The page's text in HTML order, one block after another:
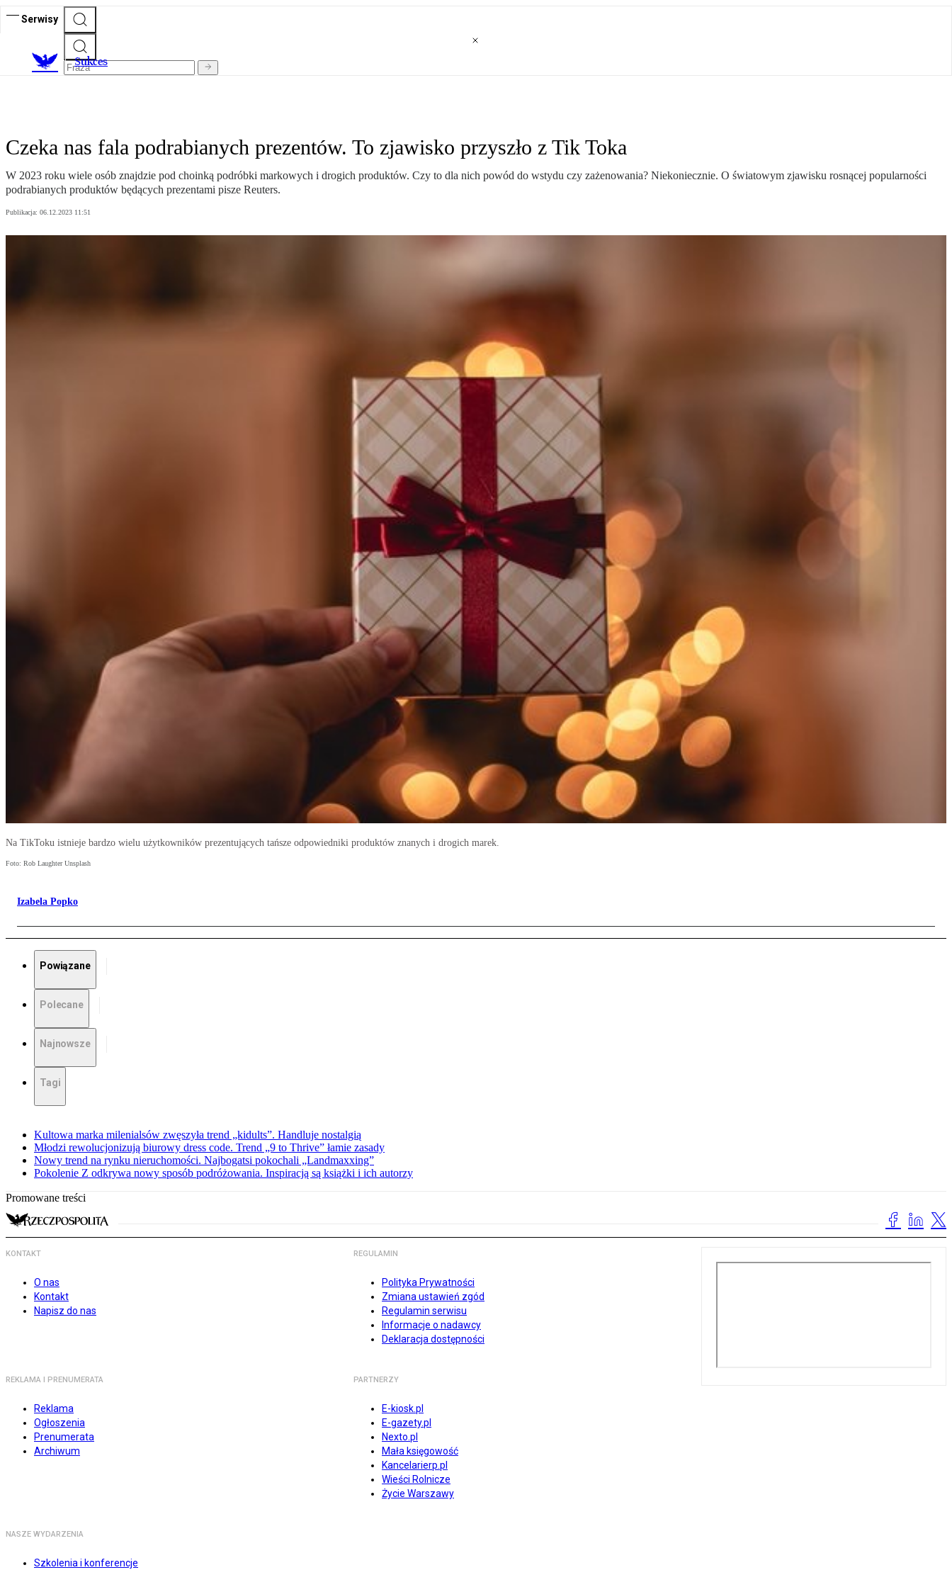
Serwisy
Sukces
Czeka nas fala podrabianych prezentów. To zjawisko przyszło z Tik Toka
W 2023 roku wiele osób znajdzie pod choinką podróbki markowych i drogich produktów. Czy to dla nich powód do wstydu czy zażenowania? Niekoniecznie. O światowym zjawisku rosnącej popularności
podrabianych produktów będących prezentami pisze Reuters.
Publikacja: 06.12.2023 11:51
Na TikToku istnieje bardzo wielu użytkowników prezentujących tańsze odpowiedniki produktów znanych i drogich marek.
Foto: Rob Laughter Unsplash
Izabela Popko
Powiązane
Polecane
Najnowsze
Tagi
Kultowa marka milenialsów zwęszyła trend „kidults”. Handluje nostalgią
Młodzi rewolucjonizują biurowy dress code. Trend „9 to Thrive” łamie zasady
Nowy trend na rynku nieruchomości. Najbogatsi pokochali „Landmaxxing”
Pokolenie Z odkrywa nowy sposób podróżowania. Inspiracją są książki i ich autorzy
Promowane treści
KONTAKT
O nas
Kontakt
Napisz do nas
REGULAMIN
Polityka Prywatności
Zmiana ustawień zgód
Regulamin serwisu
Informacje o nadawcy
Deklaracja dostępności
REKLAMA I PRENUMERATA
Reklama
Ogłoszenia
Prenumerata
Archiwum
PARTNERZY
E-kiosk.pl
E-gazety.pl
Nexto.pl
Mała księgowość
Kancelarierp.pl
Wieści Rolnicze
Życie Warszawy
NASZE WYDARZENIA
Szkolenia i konferencje